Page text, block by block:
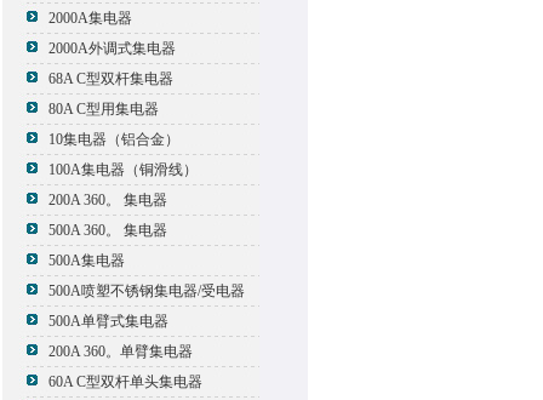
2000A集电器
2000A外调式集电器
68A C型双杆集电器
80A C型用集电器
10集电器（铝合金）
100A集电器（铜滑线）
200A 360。 集电器
500A 360。 集电器
500A集电器
500A喷塑不锈钢集电器/受电器
500A单臂式集电器
200A 360。单臂集电器
60A C型双杆单头集电器